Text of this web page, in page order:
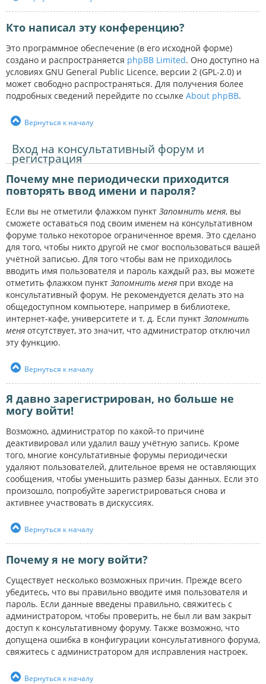
Кто написал эту конференцию?
Это программное обеспечение (в его исходной форме)
создано и распространяется phpBB Limited. Оно доступно на
условиях GNU General Public Licence, версии 2 (GPL-2.0) и
может свободно распространяться. Для получения более
подробных сведений перейдите по ссылке About phpBB.
Вернуться к началу
Вход на консультативный форум и
регистрация
Почему мне периодически приходится
повторять ввод имени и пароля?
Если вы не отметили флажком пункт Запомнить меня, вы
сможете оставаться под своим именем на консультативном
форуме только некоторое ограниченное время. Это сделано
для того, чтобы никто другой не смог воспользоваться вашей
учётной записью. Для того чтобы вам не приходилось
вводить имя пользователя и пароль каждый раз, вы можете
отметить флажком пункт Запомнить меня при входе на
консультативный форум. Не рекомендуется делать это на
общедоступном компьютере, например в библиотеке,
интернет-кафе, университете и т. д. Если пункт Запомнить
меня отсутствует, это значит, что администратор отключил
эту функцию.
Вернуться к началу
Я давно зарегистрирован, но больше не
могу войти!
Возможно, администратор по какой-то причине
деактивировал или удалил вашу учётную запись. Кроме
того, многие консультативные форумы периодически
удаляют пользователей, длительное время не оставляющих
сообщения, чтобы уменьшить размер базы данных. Если это
произошло, попробуйте зарегистрироваться снова и
активнее участвовать в дискуссиях.
Вернуться к началу
Почему я не могу войти?
Существует несколько возможных причин. Прежде всего
убедитесь, что вы правильно вводите имя пользователя и
пароль. Если данные введены правильно, свяжитесь с
администратором, чтобы проверить, не был ли вам закрыт
доступ к консультативному форуму. Также возможно, что
допущена ошибка в конфигурации консультативного форума,
свяжитесь с администратором для исправления настроек.
Вернуться к началу